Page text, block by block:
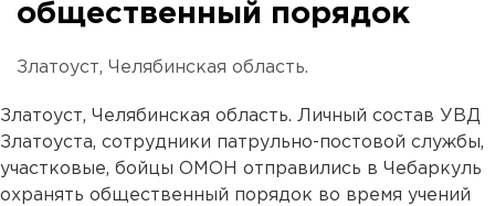
общественный порядок
Златоуст, Челябинская область.
Златоуст, Челябинская область. Личный состав УВД
Златоуста, сотрудники патрульно-постовой службы,
участковые, бойцы ОМОН отправились в Чебаркуль
охранять общественный порядок во время учений